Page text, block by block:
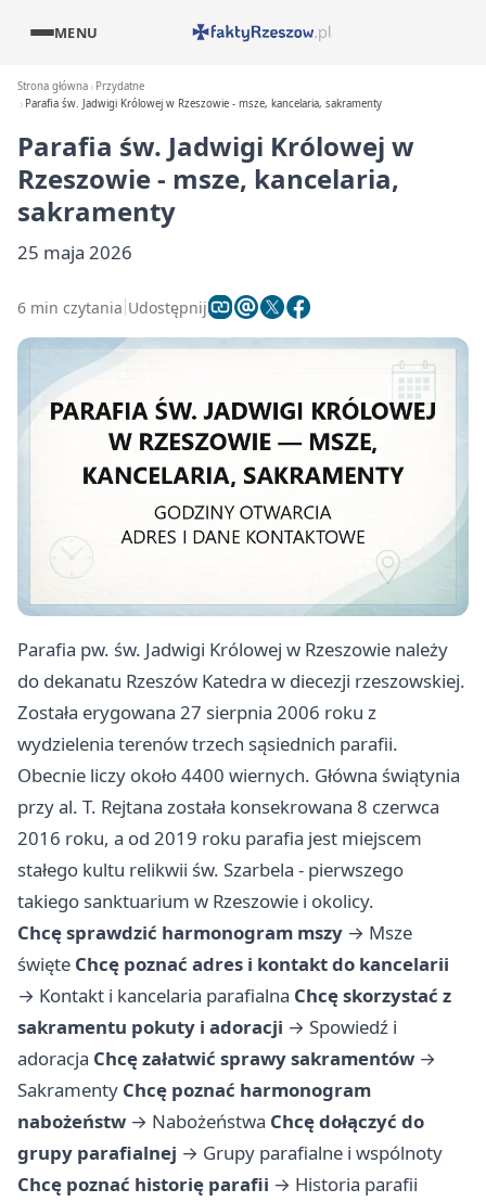
MENU
Strona główna
Przydatne
Parafia św. Jadwigi Królowej w Rzeszowie - msze, kancelaria, sakramenty
Parafia św. Jadwigi Królowej w
Rzeszowie - msze, kancelaria,
sakramenty
25 maja 2026
6 min czytania Udostępnij
Parafia pw. św. Jadwigi Królowej w Rzeszowie należy
do dekanatu Rzeszów Katedra w diecezji rzeszowskiej.
Została erygowana 27 sierpnia 2006 roku z
wydzielenia terenów trzech sąsiednich parafii.
Obecnie liczy około 4400 wiernych. Główna świątynia
przy al. T. Rejtana została konsekrowana 8 czerwca
2016 roku, a od 2019 roku parafia jest miejscem
stałego kultu relikwii św. Szarbela - pierwszego
takiego sanktuarium w Rzeszowie i okolicy.
Chcę sprawdzić harmonogram mszy → Msze
święte Chcę poznać adres i kontakt do kancelarii
→ Kontakt i kancelaria parafialna Chcę skorzystać z
sakramentu pokuty i adoracji → Spowiedź i
adoracja Chcę załatwić sprawy sakramentów →
Sakramenty Chcę poznać harmonogram
nabożeństw → Nabożeństwa Chcę dołączyć do
grupy parafialnej → Grupy parafialne i wspólnoty
Chcę poznać historię parafii → Historia parafii